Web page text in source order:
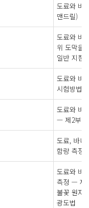
도료와 바
맨드릴)
도료와 바
위 도막을
일반 지침
도료와 바
시험방법
도료와 바
— 제2부:
도료, 바니
함량 측정
도료와 바
측정 — 제
불꽃 원자
광도법